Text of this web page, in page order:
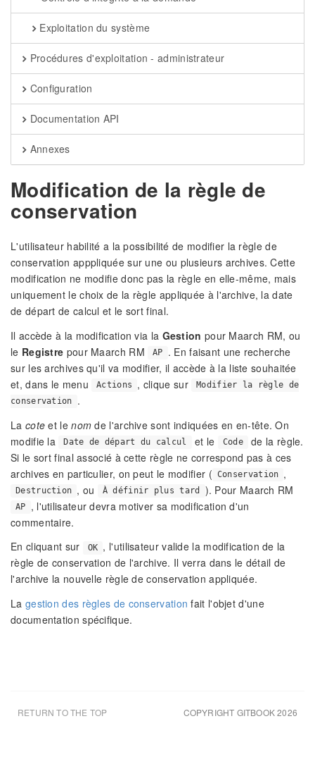
Exploitation du système
Procédures d'exploitation - administrateur
Configuration
Documentation API
Annexes
Modification de la règle de
conservation
L'utilisateur habilité a la possibilité de modifier la règle de
conservation apppliquée sur une ou plusieurs archives. Cette
modification ne modifie donc pas la règle en elle-même, mais
uniquement le choix de la règle appliquée à l'archive, la date
de départ de calcul et le sort final.
Il accède à la modification via la Gestion pour Maarch RM, ou
le Registre pour Maarch RM AP
. En faisant une recherche
sur les archives qu'il va modifier, il accède à la liste souhaitée
et, dans le menu
Actions , clique sur
Modifier la règle de
conservation
.
La cote et lenom de l'archive sont indiquées en en-tête. On
modifie la
Date de départ du calcul et le Code
de la règle.
Si le sort final associé à cette règle ne correspond pas à ces
archives en particulier, on peut le modifier ( Conservation ,
Destruction , ou À définir plus tard ). Pour Maarch RM
AP
, l'utilisateur devra motiver sa modification d'un
commentaire.
En cliquant sur
OK , l'utilisateur valide la modification de la
règle de conservation de l'archive. Il verra dans le détail de
l'archive la nouvelle règle de conservation appliquée.
La gestion des règles de conservation fait l'objet d'une
documentation spécifique.
COPYRIGHT GITBOOK 2026
RETURN TO THE TOP